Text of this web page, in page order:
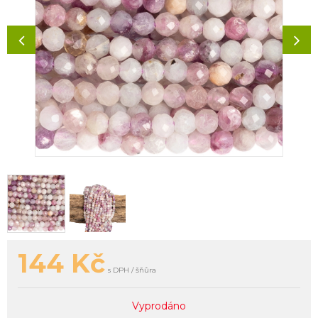
144 Kč s DPH / šňůra
Vyprodáno